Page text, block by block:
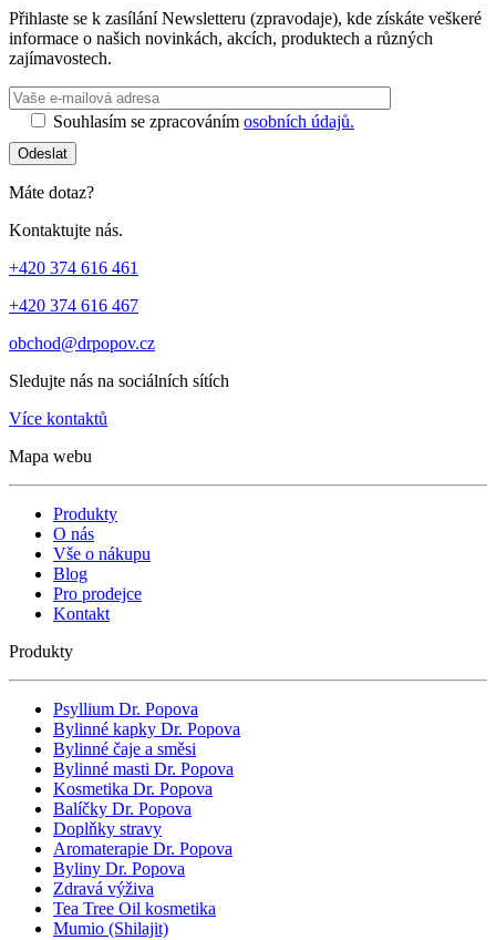
Přihlaste se k zasílání Newsletteru (zpravodaje), kde získáte veškeré
informace o našich novinkách, akcích, produktech a různých
zajímavostech.
Souhlasím se zpracováním osobních údajů.
Odeslat
Máte dotaz?
Kontaktujte nás.
+420 374 616 461
+420 374 616 467
obchod@drpopov.cz
Sledujte nás na sociálních sítích
Více kontaktů
Mapa webu
Produkty
O nás
Vše o nákupu
Blog
Pro prodejce
Kontakt
Produkty
Psyllium Dr. Popova
Bylinné kapky Dr. Popova
Bylinné čaje a směsi
Bylinné masti Dr. Popova
Kosmetika Dr. Popova
Balíčky Dr. Popova
Doplňky stravy
Aromaterapie Dr. Popova
Byliny Dr. Popova
Zdravá výživa
Tea Tree Oil kosmetika
Mumio (Shilajit)